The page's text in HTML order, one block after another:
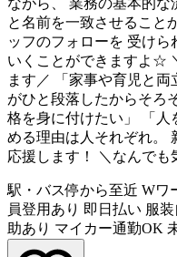
ながら、 業務の基本的
と名前を一致させること
ッフのフォローを 受け
いくことができますよ☆
ます／ 「家事や育児と
がひと段落したからそろ
格を身に付けたい」 「人
める理由は人それぞれ。
応援します！ ＼なんでも
駅・バス停から至近 Wワ
員登用あり 即日払い 服
助あり マイカー通勤OK